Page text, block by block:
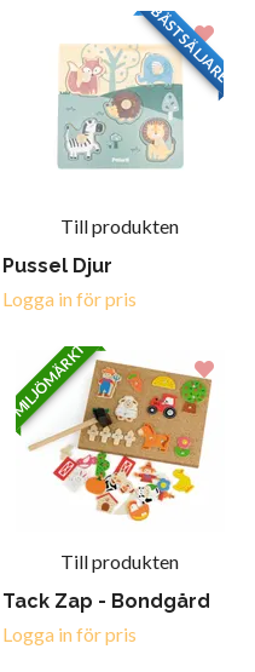
BÄSTSÄLJARE
Till produkten
Pussel Djur
Logga in för pris
MILJÖMÄRKT
Till produkten
Tack Zap - Bondgård
Logga in för pris